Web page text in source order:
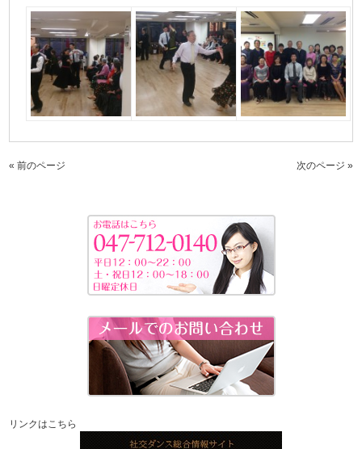
« 前のページ 次のページ »
リンクはこちら